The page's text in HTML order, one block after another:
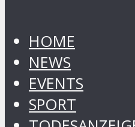
HOME
NEWS
EVENTS
SPORT